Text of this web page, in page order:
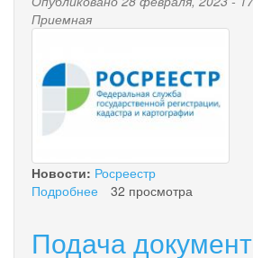
Камчатского
края
2022
году
Приемная
Новости: Росреестр
Подробнее
реестровая
32 просмотра
Подача